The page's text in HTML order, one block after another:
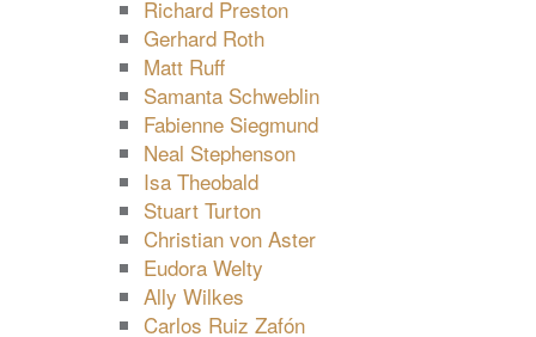
Richard Preston
Gerhard Roth
Matt Ruff
Samanta Schweblin
Fabienne Siegmund
Neal Stephenson
Isa Theobald
Stuart Turton
Christian von Aster
Eudora Welty
Ally Wilkes
Carlos Ruiz Zafón